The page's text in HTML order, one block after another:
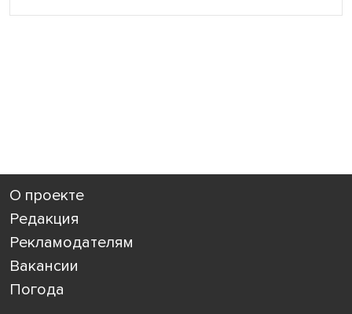
О проекте
Редакция
Рекламодателям
Вакансии
Погода